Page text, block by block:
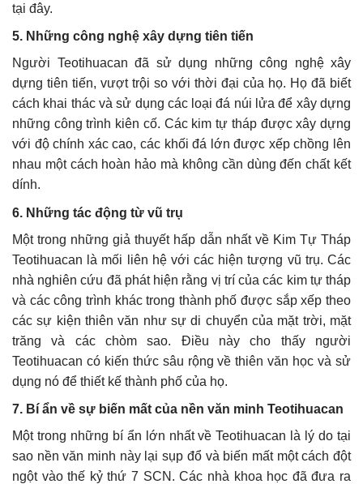
tại đây.
5. Những công nghệ xây dựng tiên tiến
Người Teotihuacan đã sử dụng những công nghệ xây
dựng tiên tiến, vượt trội so với thời đại của họ. Họ đã biết
cách khai thác và sử dụng các loại đá núi lửa để xây dựng
những công trình kiên cố. Các kim tự tháp được xây dựng
với độ chính xác cao, các khối đá lớn được xếp chồng lên
nhau một cách hoàn hảo mà không cần dùng đến chất kết
dính.
6. Những tác động từ vũ trụ
Một trong những giả thuyết hấp dẫn nhất về Kim Tự Tháp
Teotihuacan là mối liên hệ với các hiện tượng vũ trụ. Các
nhà nghiên cứu đã phát hiện rằng vị trí của các kim tự tháp
và các công trình khác trong thành phố được sắp xếp theo
các sự kiện thiên văn như sự di chuyển của mặt trời, mặt
trăng và các chòm sao. Điều này cho thấy người
Teotihuacan có kiến thức sâu rộng về thiên văn học và sử
dụng nó để thiết kế thành phố của họ.
7. Bí ẩn về sự biến mất của nền văn minh Teotihuacan
Một trong những bí ẩn lớn nhất về Teotihuacan là lý do tại
sao nền văn minh này lại sụp đổ và biến mất một cách đột
ngột vào thế kỷ thứ 7 SCN. Các nhà khoa học đã đưa ra